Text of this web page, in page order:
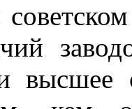
высшее